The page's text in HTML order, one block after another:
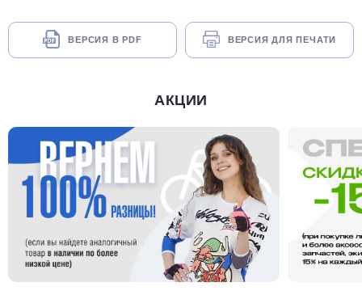
ВЕРСИЯ В PDF ВЕРСИЯ ДЛЯ ПЕЧАТИ
АКЦИИ